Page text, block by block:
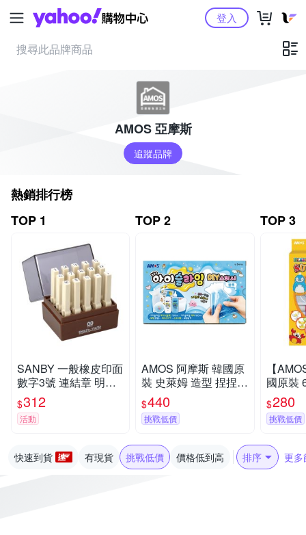
Yahoo購物中心登入
AMOS 亞摩斯
追蹤品牌
熱銷排行榜
TOP 1
SANBY 一般橡皮印面
數字3號 連結章 明朝
體 /組 EN-S3
$312
活動
TOP 2
AMOS 阿摩斯 韓國原
裝 史萊姆 造型 捏捏球
三角藍 / 組 IS120P2-
BL
$440
挑戰低價
TOP 3
【
國原裝 6色 動物 主題
吊飾
$280
挑戰低價
快速到貨 有現貨 挑戰低價 價格低到高 排序 更多